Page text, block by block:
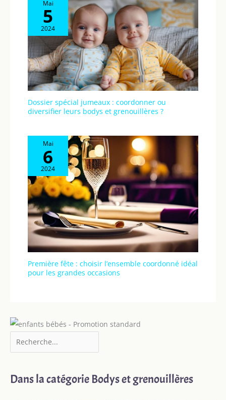
Mai
5
2024
Dossier spécial jumeaux : coordonner ou
diversifier leurs bodys et grenouillères ?
Mai
6
2024
Première fête : choisir l’ensemble coordonné idéal
pour les grandes occasions
Dans la catégorie Bodys et grenouillères